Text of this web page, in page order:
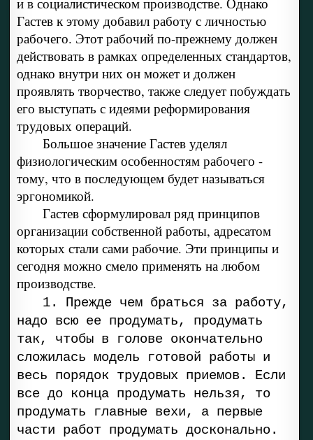
Гастев к этому добавил работу с личностью
рабочего. Этот рабочий по-прежнему должен
действовать в рамках определенных стандартов,
однако внутри них он может и должен
проявлять творчество, также следует побуждать
его выступать с идеями реформирования
трудовых операций.
Большое значение Гастев уделял
физиологическим особенностям рабочего -
тому, что в последующем будет называться
эргономикой.
Гастев сформулировал ряд принципов
организации собственной работы, адресатом
которых стали сами рабочие. Эти принципы и
сегодня можно смело применять на любом
производстве.
1. Прежде чем браться за работу,
надо всю ее продумать, продумать
так, чтобы в голове окончательно
сложилась модель готовой работы и
весь порядок трудовых приемов. Если
все до конца продумать нельзя, то
продумать главные вехи, а первые
части работ продумать досконально.